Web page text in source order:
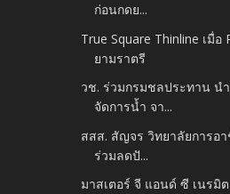
ก่อนกดย...
True Square Thinline เมื่อ
ยามราตรี
วช. ร่วมกรมชลประทาน น
จัดการน้ำ จา...
สสส. สัญจร วิทยาลัยการอ
ร่วมลดปั...
มาสเตอร์ จี แอนด์ ซี เนรมิ